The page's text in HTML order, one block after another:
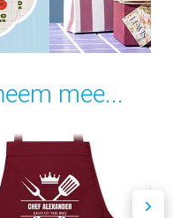
mee...